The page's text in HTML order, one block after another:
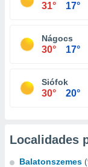
31° 17°
Nágocs
30° 17°
Siófok
30° 20°
Localidades
Balatonszemes